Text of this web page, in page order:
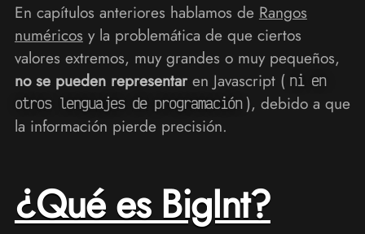
En capítulos anteriores hablamos de Rangos
numéricos y la problemática de que ciertos
valores extremos, muy grandes o muy pequeños,
no se pueden representaren Javascript ( ni en
otros lenguajes de programación ), debido a que
la información pierde precisión.
¿Qué es BigInt?